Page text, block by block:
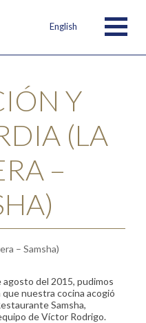
English
Y
(LA
–
agosto del 2015, pudimos
nuestra cocina acogió
Samsha,
de Víctor Rodrigo.